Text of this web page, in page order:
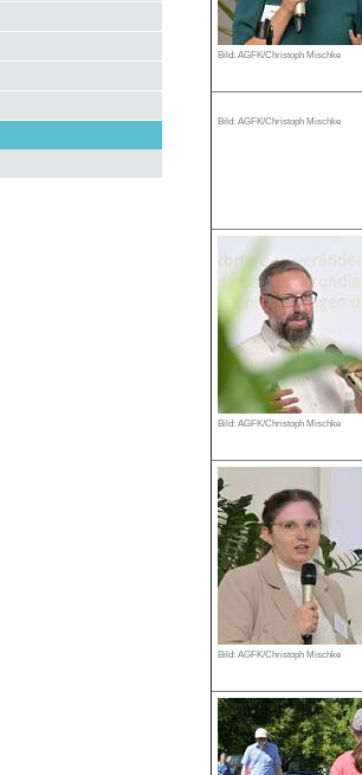
Bild: AGFK/Christoph Mischke
Bild: AGFK/Christoph Mischke
Bild: AGFK/Christoph Mischke
Bild: AGFK/Christoph Mischke